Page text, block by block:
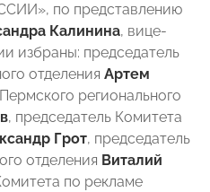
по представлению
Калинина, вице-
избраны: председатель
отделения Артем
регионального
, председатель Комитета
Грот, председатель
отделения Виталий
по рекламе